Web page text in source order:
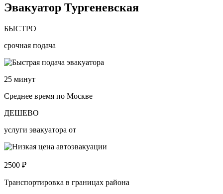
Эвакуатор Тургеневская
БЫСТРО
срочная подача
25 минут
Среднее время по Москве
ДЕШЕВО
услуги эвакуатора от
2500 ₽
Транспортировка в границах района